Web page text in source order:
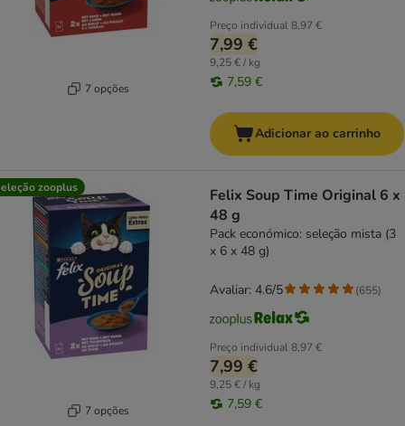
7 opções
Preço individual8,97 €
7,99 €
9,25 € / kg
7,59 €
Adicionar ao carrinho
zooplus
7 opções
Felix Soup Time Original 6 x
48 g
Pack económico: seleção mista (3
x 6 x 48 g)
Preço individual8,97 €
7,99 €
9,25 € / kg
7,59 €
Avaliar: 4.6/5 (655)